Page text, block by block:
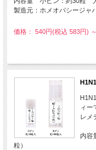
製造元：ホメオパシージャ
価格： 540円(税込 583円) ～
ィー
レメ
内容
粒）